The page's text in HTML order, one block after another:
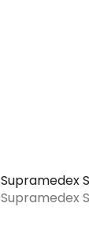
Supramedex
Supramedex